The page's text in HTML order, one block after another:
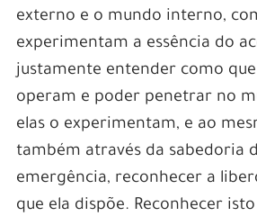
externo e o mundo interno,
experimentam a essência do
justamente entender como que
operam e poder penetrar no
elas o experimentam, e ao
também através da sabedoria
emergência, reconhecer a
que ela dispõe. Reconhecer